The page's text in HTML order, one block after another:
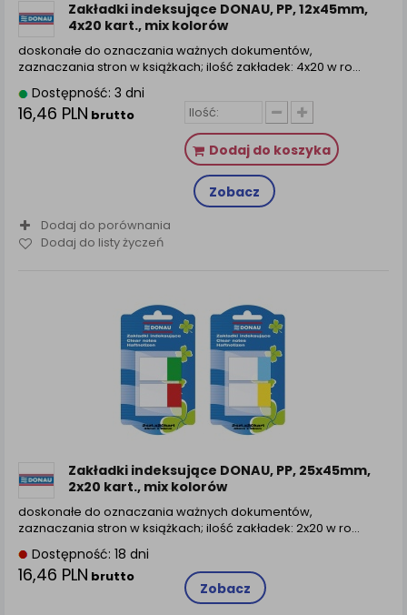
Zakładki indeksujące DONAU, PP, 12x45mm,
4x20 kart., mix kolorów
doskonałe do oznaczania ważnych dokumentów,
zaznaczania stron w książkach; ilość zakładek: 4x20 w ro...
Dostępność: 3 dni
16,46 PLN brutto
Dodaj do koszyka
Zobacz
Dodaj do porównania
Dodaj do listy życzeń
Zakładki indeksujące DONAU, PP, 25x45mm,
2x20 kart., mix kolorów
doskonałe do oznaczania ważnych dokumentów,
zaznaczania stron w książkach; ilość zakładek: 2x20 w ro...
Dostępność: 18 dni
16,46 PLN brutto
Zobacz